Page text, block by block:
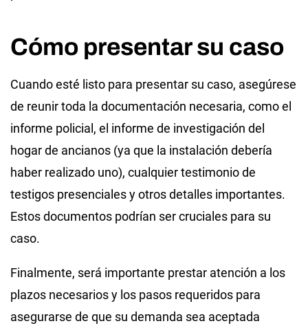
Cómo presentar su caso
Cuando esté listo para presentar su caso, asegúrese
de reunir toda la documentación necesaria, como el
informe policial, el informe de investigación del
hogar de ancianos (ya que la instalación debería
haber realizado uno), cualquier testimonio de
testigos presenciales y otros detalles importantes.
Estos documentos podrían ser cruciales para su
caso.
Finalmente, será importante prestar atención a los
plazos necesarios y los pasos requeridos para
asegurarse de que su demanda sea aceptada